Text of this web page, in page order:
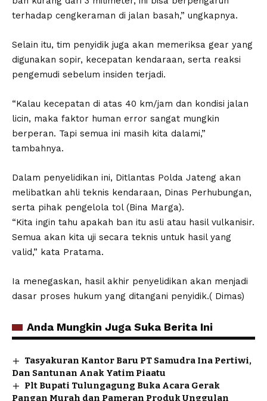
terhadap cengkeraman di jalan basah,” ungkapnya.
Selain itu, tim penyidik juga akan memeriksa gear yang
digunakan sopir, kecepatan kendaraan, serta reaksi
pengemudi sebelum insiden terjadi.
“Kalau kecepatan di atas 40 km/jam dan kondisi jalan
licin, maka faktor human error sangat mungkin
berperan. Tapi semua ini masih kita dalami,”
tambahnya.
Dalam penyelidikan ini, Ditlantas Polda Jateng akan
melibatkan ahli teknis kendaraan, Dinas Perhubungan,
serta pihak pengelola tol (Bina Marga).
“Kita ingin tahu apakah ban itu asli atau hasil vulkanisir.
Semua akan kita uji secara teknis untuk hasil yang
valid,” kata Pratama.
Ia menegaskan, hasil akhir penyelidikan akan menjadi
dasar proses hukum yang ditangani penyidik.( Dimas)
Anda Mungkin Juga Suka Berita Ini
Tasyakuran Kantor Baru PT Samudra Ina Pertiwi,
Dan Santunan Anak Yatim Piaatu
Plt Bupati Tulungagung Buka Acara Gerak
Pangan Murah dan Pameran Produk Unggulan